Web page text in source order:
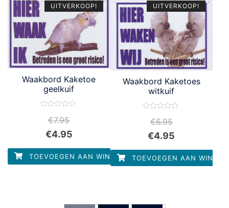
UITVERKOOP!
Waakbord Kaketoe
geelkuif
€7.95
€4.95
TOEVOEGEN AAN WINKELWAGEN
UITVERKOOP!
Waakbord Kaketoes
witkuif
€6.95
€4.95
TOEVOEGEN AAN